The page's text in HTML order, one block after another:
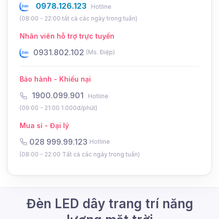
1. Ưu điểm nổi bật của đèn
LED năng lượng mặt trời
5m SA-LD23-5
vàng/ trắng/ xanh lá của thương hiệu Saco là lựa
chọn lý tưởng dành cho không gian trang trí sân
0978.126.123
Hotline
(08:00 - 22:00 tất cả các ngày trong tuần)
Nhân viên hỗ trợ trực tuyến
0931.802.102 (Ms. Điệp)
Bảo hành - Khiếu nại
1900.099.901
Hotline
(09:00 - 21:00 1.000d/phút)
Mua sỉ - Đại lý
028 999.99.123 Hotline
(08:00 - 22:00 Tất cả các ngày trong tuần)
Đèn LED dây trang trí năng